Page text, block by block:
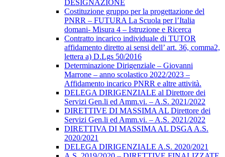
DESIGNAZIONE
Costituzione gruppo per la progettazione del
PNRR – FUTURA La Scuola per l’Italia
domani- Misura 4 – Istruzione e Ricerca
Contratto incarico individuale di TUTOR
affidamento diretto ai sensi dell’ art. 36, comma2,
lettera a) D.Lgs 50/2016
Determinazione Dirigenziale – Giovanni
Marrone – anno scolastico 2022/2023 –
Affidamento incarico PNRR e altre attività.
DELEGA DIRIGENZIALE al Direttore dei
Servizi Gen.li ed Amm.vi. – A.S. 2021/2022
DIRETTIVE DI MASSIMA AL Direttore dei
Servizi Gen.li ed Amm.vi. – A.S. 2021/2022
DIRETTIVA DI MASSIMA AL DSGA A.S.
2020/2021
DELEGA DIRIGENZIALE A.S. 2020/2021